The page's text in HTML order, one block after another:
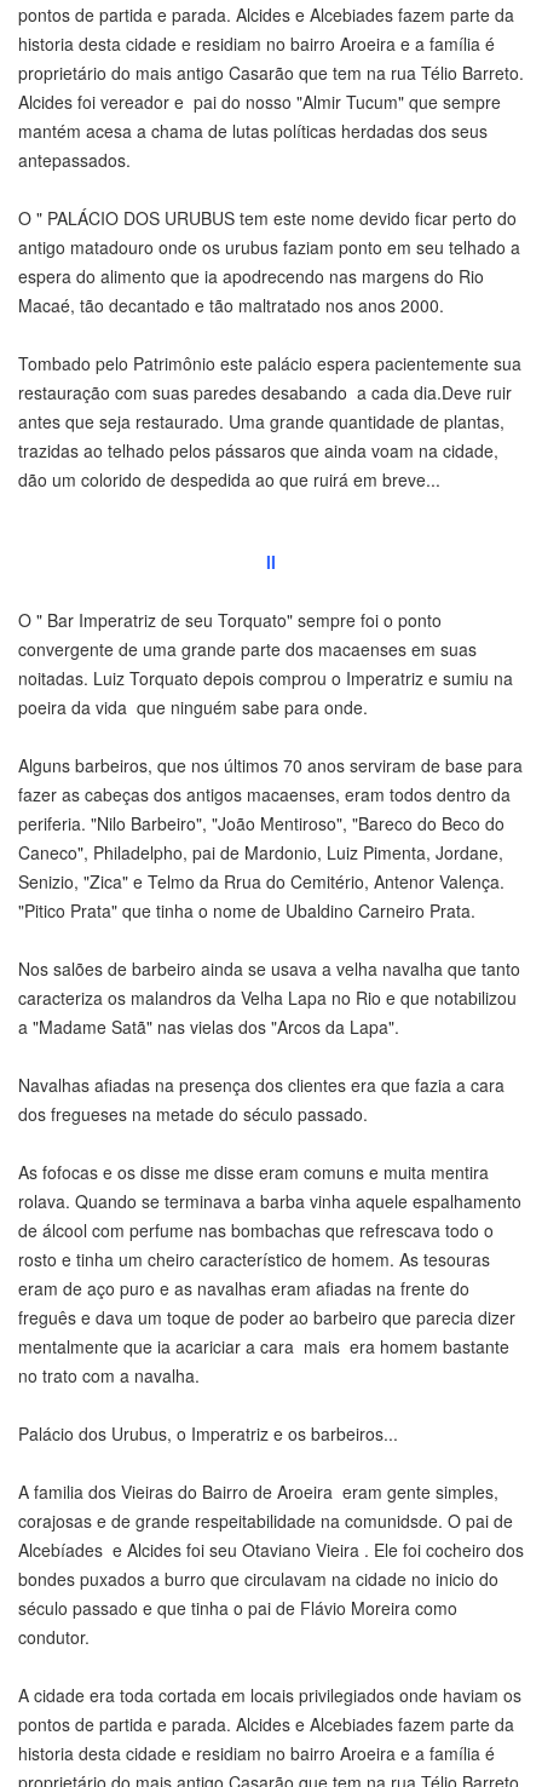
pontos de partida e parada. Alcides e Alcebiades fazem parte da
historia desta cidade e residiam no bairro Aroeira e a família é
proprietário do mais antigo Casarão que tem na rua Télio Barreto.
Alcides foi vereador e pai do nosso "Almir Tucum" que sempre
mantém acesa a chama de lutas políticas herdadas dos seus
antepassados.
O " PALÁCIO DOS URUBUS tem este nome devido ficar perto do
antigo matadouro onde os urubus faziam ponto em seu telhado a
espera do alimento que ia apodrecendo nas margens do Rio
Macaé, tão decantado e tão maltratado nos anos 2000.
Tombado pelo Patrimônio este palácio espera pacientemente sua
restauração com suas paredes desabando a cada dia.Deve ruir
antes que seja restaurado. Uma grande quantidade de plantas,
trazidas ao telhado pelos pássaros que ainda voam na cidade,
dão um colorido de despedida ao que ruirá em breve...
II
O " Bar Imperatriz de seu Torquato" sempre foi o ponto
convergente de uma grande parte dos macaenses em suas
noitadas. Luiz Torquato depois comprou o Imperatriz e sumiu na
poeira da vida que ninguém sabe para onde.
Alguns barbeiros, que nos últimos 70 anos serviram de base para
fazer as cabeças dos antigos macaenses, eram todos dentro da
periferia. "Nilo Barbeiro", "João Mentiroso", "Bareco do Beco do
Caneco", Philadelpho, pai de Mardonio, Luiz Pimenta, Jordane,
Senizio, "Zica" e Telmo da Rrua do Cemitério, Antenor Valença.
"Pitico Prata" que tinha o nome de Ubaldino Carneiro Prata.
Nos salões de barbeiro ainda se usava a velha navalha que tanto
caracteriza os malandros da Velha Lapa no Rio e que notabilizou
a "Madame Satã" nas vielas dos "Arcos da Lapa".
Navalhas afiadas na presença dos clientes era que fazia a cara
dos fregueses na metade do século passado.
As fofocas e os disse me disse eram comuns e muita mentira
rolava. Quando se terminava a barba vinha aquele espalhamento
de álcool com perfume nas bombachas que refrescava todo o
rosto e tinha um cheiro característico de homem. As tesouras
eram de aço puro e as navalhas eram afiadas na frente do
freguês e dava um toque de poder ao barbeiro que parecia dizer
mentalmente que ia acariciar a cara mais era homem bastante
no trato com a navalha.
Palácio dos Urubus, o Imperatriz e os barbeiros...
A familia dos Vieiras do Bairro de Aroeira eram gente simples,
corajosas e de grande respeitabilidade na comunidsde. O pai de
Alcebíades e Alcides foi seu Otaviano Vieira . Ele foi cocheiro dos
bondes puxados a burro que circulavam na cidade no inicio do
século passado e que tinha o pai de Flávio Moreira como
condutor.
A cidade era toda cortada em locais privilegiados onde haviam os
pontos de partida e parada. Alcides e Alcebiades fazem parte da
historia desta cidade e residiam no bairro Aroeira e a família é